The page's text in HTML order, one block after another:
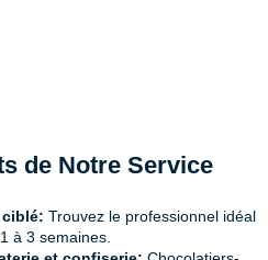
de Notre Service
ciblé: Trouvez le professionnel idéal
à 3 semaines.